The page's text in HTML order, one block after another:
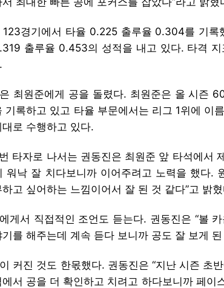
123경기에서 타율 0.225 출루율 0.304를 기록
출루율 0.453의 성적을 내고 있다. 타격
최원준에게 공을 돌렸다. 최원준은 올 시즌
기록하고 있고 타율 부문에서는 리그 1위에 이
대로 수행하고 있다.
타자로 나서는 권동진은 최원준 앞 타석에서
워낙 잘 치다보니까 이어주려고 노력을 했다.
고 싶어하는 느낌이어서 잘 된 것 같다”고 밝
게서 직접적인 조언도 듣는다. 권동진은 “볼
기를 해주는데 계속 듣다 보니까 공도 잘 보게
커진 것도 한몫했다. 권동진은 “지난 시즌 초
서 공을 더 확인하고 치려고 하다보니까 페이